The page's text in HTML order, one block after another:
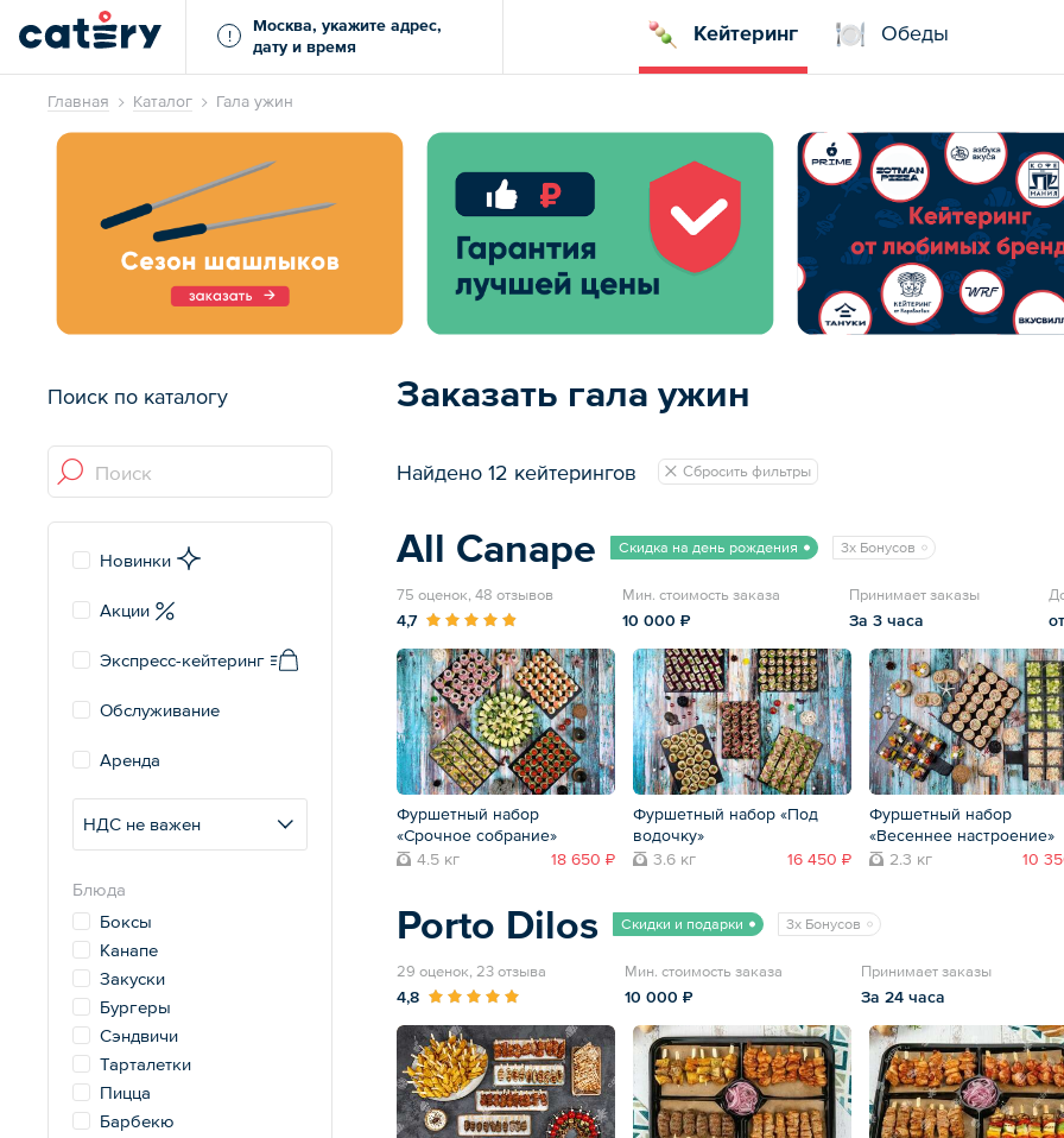
!
Москва, укажите адрес,
дату и время
Кейтеринг Обеды
Главная Каталог Гала ужин
Поиск по каталогу
Новинки
Акции
Экспресс-кейтеринг
Обслуживание
Аренда
НДС не важен
Блюда
Боксы
Канапе
Закуски
Бургеры
Сэндвичи
Тарталетки
Пицца
Барбекю
Заказать гала ужин
Найдено 12 кейтерингов Сбросить фильтры
All Canape Скидка на день рождения 3x Бонусов
75 оценок, 48 отзывов
4,7
Мин. стоимость заказа
10 000 ₽
Принимает заказы
За 3 часа
Фуршетный набор
«Срочное собрание»
4.5 кг
18 650 ₽
Фуршетный набор «Под
водочку»
3.6 кг
16 450 ₽
Фуршетный набор
«Весеннее настроение»
2.3 кг
10
Porto Dilos Скидки и подарки 3x Бонусов
29 оценок, 23 отзыва
4,8
Мин. стоимость заказа
10 000 ₽
Принимает заказы
За 24 часа